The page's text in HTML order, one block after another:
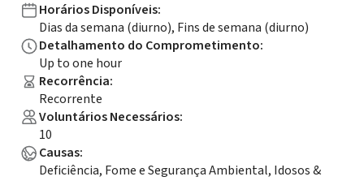
Horários Disponíveis:
Dias da semana (diurno), Fins de semana (diurno)
Detalhamento do Comprometimento:
Up to one hour
Recorrência:
Recorrente
Voluntários Necessários:
10
Causas:
Deficiência, Fome e Segurança Ambiental, Idosos &